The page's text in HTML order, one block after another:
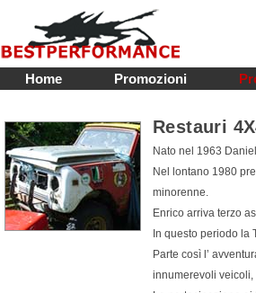
Home Promozioni
Restauri
Nato nel 1963
Nel lontano 1980
minorenne.
Enrico arriva terzo
In questo periodo la
Parte così l’
innumerevoli veicoli,